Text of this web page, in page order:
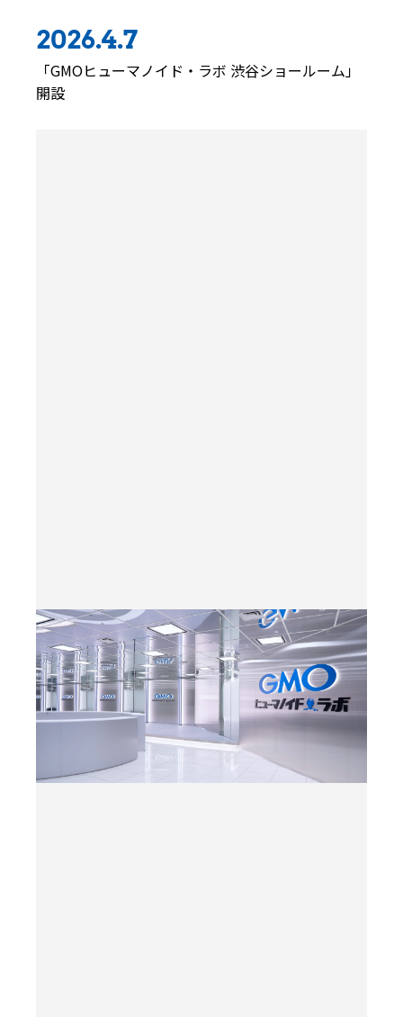
2026.4.7
「GMOヒューマノイド・ラボ 渋谷ショールーム」
開設